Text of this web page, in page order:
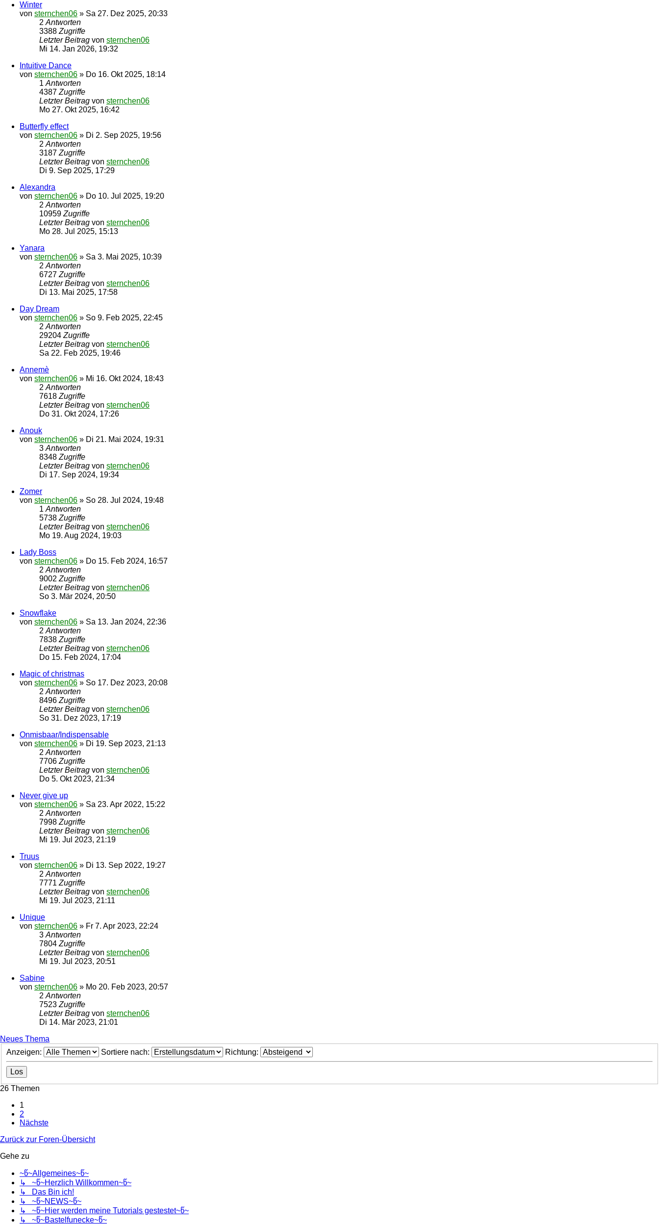
Winter
von sternchen06 » Sa 27. Dez 2025, 20:33
2 Antworten
3388 Zugriffe
Letzter Beitrag von sternchen06
Mi 14. Jan 2026, 19:32
Intuitive Dance
von sternchen06 » Do 16. Okt 2025, 18:14
1 Antworten
4387 Zugriffe
Letzter Beitrag von sternchen06
Mo 27. Okt 2025, 16:42
Butterfly effect
von sternchen06 » Di 2. Sep 2025, 19:56
2 Antworten
3187 Zugriffe
Letzter Beitrag von sternchen06
Di 9. Sep 2025, 17:29
Alexandra
von sternchen06 » Do 10. Jul 2025, 19:20
2 Antworten
10959 Zugriffe
Letzter Beitrag von sternchen06
Mo 28. Jul 2025, 15:13
Yanara
von sternchen06 » Sa 3. Mai 2025, 10:39
2 Antworten
6727 Zugriffe
Letzter Beitrag von sternchen06
Di 13. Mai 2025, 17:58
Day Dream
von sternchen06 » So 9. Feb 2025, 22:45
2 Antworten
29204 Zugriffe
Letzter Beitrag von sternchen06
Sa 22. Feb 2025, 19:46
Annemè
von sternchen06 » Mi 16. Okt 2024, 18:43
2 Antworten
7618 Zugriffe
Letzter Beitrag von sternchen06
Do 31. Okt 2024, 17:26
Anouk
von sternchen06 » Di 21. Mai 2024, 19:31
3 Antworten
8348 Zugriffe
Letzter Beitrag von sternchen06
Di 17. Sep 2024, 19:34
Zomer
von sternchen06 » So 28. Jul 2024, 19:48
1 Antworten
5738 Zugriffe
Letzter Beitrag von sternchen06
Mo 19. Aug 2024, 19:03
Lady Boss
von sternchen06 » Do 15. Feb 2024, 16:57
2 Antworten
9002 Zugriffe
Letzter Beitrag von sternchen06
So 3. Mär 2024, 20:50
Snowflake
von sternchen06 » Sa 13. Jan 2024, 22:36
2 Antworten
7838 Zugriffe
Letzter Beitrag von sternchen06
Do 15. Feb 2024, 17:04
Magic of christmas
von sternchen06 » So 17. Dez 2023, 20:08
2 Antworten
8496 Zugriffe
Letzter Beitrag von sternchen06
So 31. Dez 2023, 17:19
Onmisbaar/Indispensable
von sternchen06 » Di 19. Sep 2023, 21:13
2 Antworten
7706 Zugriffe
Letzter Beitrag von sternchen06
Do 5. Okt 2023, 21:34
Never give up
von sternchen06 » Sa 23. Apr 2022, 15:22
2 Antworten
7998 Zugriffe
Letzter Beitrag von sternchen06
Mi 19. Jul 2023, 21:19
Truus
von sternchen06 » Di 13. Sep 2022, 19:27
2 Antworten
7771 Zugriffe
Letzter Beitrag von sternchen06
Mi 19. Jul 2023, 21:11
Unique
von sternchen06 » Fr 7. Apr 2023, 22:24
3 Antworten
7804 Zugriffe
Letzter Beitrag von sternchen06
Mi 19. Jul 2023, 20:51
Sabine
von sternchen06 » Mo 20. Feb 2023, 20:57
2 Antworten
7523 Zugriffe
Letzter Beitrag von sternchen06
Di 14. Mär 2023, 21:01
Neues Thema
Anzeigen:
Sortiere nach: Richtung:
26 Themen
1
2
Nächste
Zurück zur Foren-Übersicht
Gehe zu
~წ~Allgemeines~წ~
↳ ~წ~Herzlich Willkommen~წ~
↳ Das Bin ich!
↳ ~წ~NEWS~წ~
↳ ~წ~Hier werden meine Tutorials gestestet~წ~
↳ ~წ~Bastelfunecke~წ~